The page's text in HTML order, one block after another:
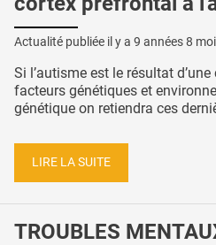
Actualité publiée il y a 9 années 8
Si l’autisme est le résultat
facteurs génétiques et
génétique on retiendra ces
LIRE LA SUITE
TROUBLES